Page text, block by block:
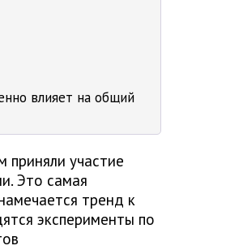
влияет на общий
участие
Это самая
тренд к
эксперименты по